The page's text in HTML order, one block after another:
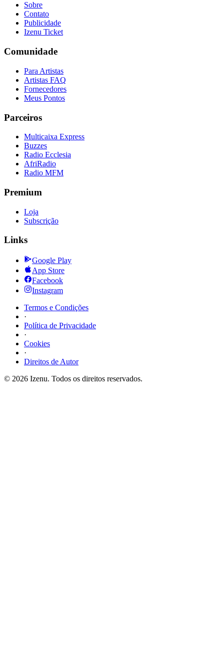
Sobre
Contato
Publicidade
Izenu Ticket
Comunidade
Para Artistas
Artistas FAQ
Fornecedores
Meus Pontos
Parceiros
Multicaixa Express
Buzzes
Radio Ecclesia
AfriRadio
Radio MFM
Premium
Loja
Subscrição
Links
Google Play
App Store
Facebook
Instagram
Termos e Condições
·
Política de Privacidade
·
Cookies
·
Direitos de Autor
© 2026 Izenu. Todos os direitos reservados.